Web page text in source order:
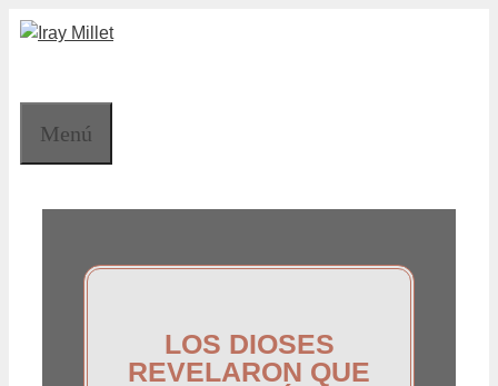
Saltar
Menú
LOS DIOSES
REVELARON QUE